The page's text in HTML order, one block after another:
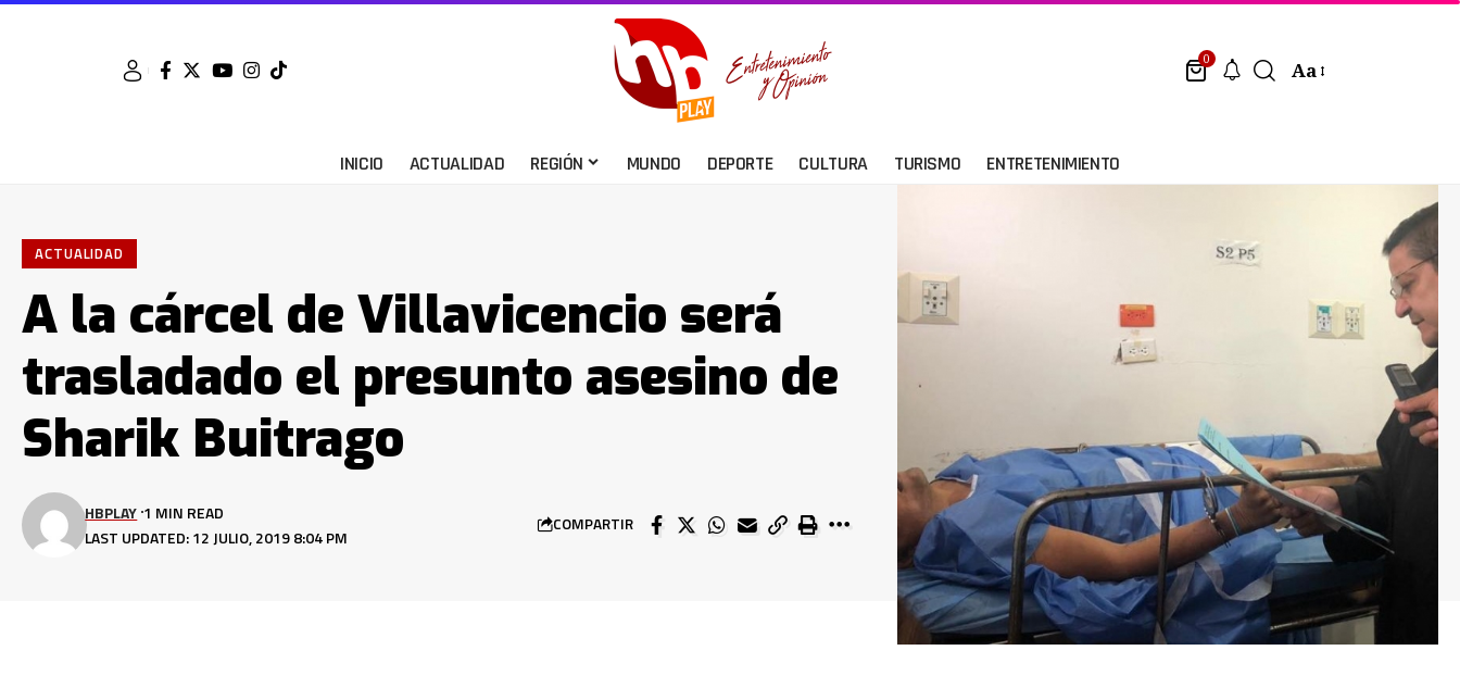
0 Aa
INICIO ACTUALIDAD REGIÓN MUNDO DEPORTE CULTURA TURISMO ENTRETENIMIENTO
ACTUALIDAD
A la cárcel de Villavicencio será
trasladado el presunto asesino de
Sharik Buitrago
LAST UPDATED: 12 JULIO, 2019 8:04 PM
HBPLAY 1 MIN READ
COMPARTIR